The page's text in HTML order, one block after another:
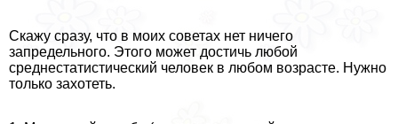
Скажу сразу, что в моих советах нет ничего
запредельного. Этого может достичь любой
среднестатистический человек в любом возрасте. Нужно
только захотеть.